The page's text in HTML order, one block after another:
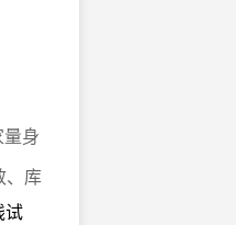
身
、库
试